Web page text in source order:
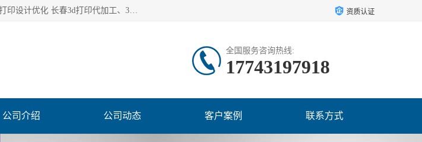
长春市东师青鸟科技有限公司从事3D打印代加工 3D打印设计服务 3D打印相关教育培训 3D打印设计优化 长春3d打印代加工、3D打印代加工及设计服务、3D打印相关教育培训、专利代理及优化、3D打印上下游技术服务，深耕工业设计、机械设计、3D打印多年年，拥有多项技术，辅助数十位客户完成自己的发明及实用新型专利。 资质认证
全国服务咨询热线:
17743197918
公司介绍 公司动态 客户案例 联系方式